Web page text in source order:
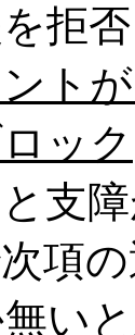
拒
ト
ック
支
項
い